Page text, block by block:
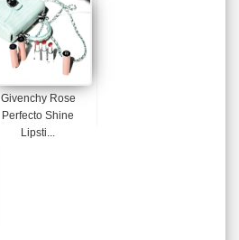
Givenchy Rose
Perfecto Shine
Lipsti...